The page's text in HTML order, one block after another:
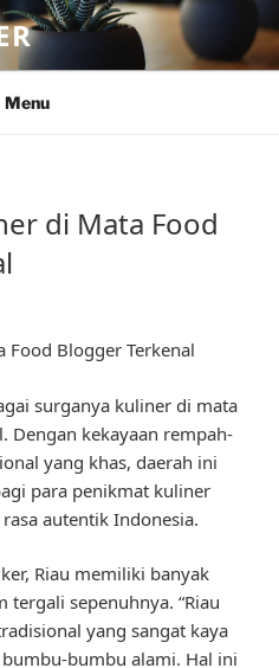
Menu
di Mata Food
Food Blogger Terkenal
surganya kuliner di mata
Dengan kekayaan rempah-
yang khas, daerah ini
para penikmat kuliner
autentik Indonesia.
Riau memiliki banyak
sepenuhnya. “Riau
yang sangat kaya
bumbu alami. Hal ini